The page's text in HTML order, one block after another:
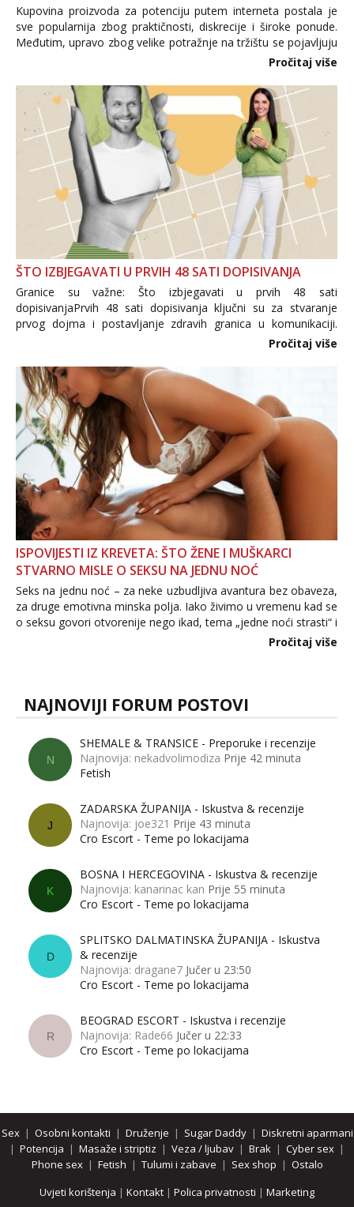
Kupovina proizvoda za potenciju putem interneta postala je
sve popularnija zbog praktičnosti, diskrecije i široke ponude.
Međutim, upravo zbog velike potražnje na tržištu se pojavljuju
i brojni krivotvoreni proizvodi, nepouzdane internetske
Pročitaj više
ŠTO IZBJEGAVATI U PRVIH 48 SATI DOPISIVANJA
Granice su važne: Što izbjegavati u prvih 48 sati
dopisivanjaPrvih 48 sati dopisivanja ključni su za stvaranje
prvog dojma i postavljanje zdravih granica u komunikaciji.
Važno je izbjeći prebrzo otkrivanje osobnih ili intimnih
informacija, jer nepoznata osoba još nije zaslužila to
povjerenje. Takođe...
Pročitaj više
ISPOVIJESTI IZ KREVETA: ŠTO ŽENE I MUŠKARCI
STVARNO MISLE O SEKSU NA JEDNU NOĆ
Seks na jednu noć – za neke uzbudljiva avantura bez obaveza,
za druge emotivna minska polja. Iako živimo u vremenu kad se
o seksu govori otvorenije nego ikad, tema „jedne noći strasti“ i
dalje izaziva burne rasprave. Što zapravo misle žene, a što
Pročitaj više
NAJNOVIJI FORUM POSTOVI
N
SHEMALE & TRANSICE - Preporuke i recenzije
Najnovija: nekadvolimodiza Prije 42 minuta
Fetish
J
ZADARSKA ŽUPANIJA - Iskustva & recenzije
Najnovija: joe321 Prije 43 minuta
Cro Escort - Teme po lokacijama
K
BOSNA I HERCEGOVINA - Iskustva & recenzije
Najnovija: kanarinac kan Prije 55 minuta
Cro Escort - Teme po lokacijama
D
SPLITSKO DALMATINSKA ŽUPANIJA - Iskustva
& recenzije
Najnovija: dragane7 Jučer u 23:50
Cro Escort - Teme po lokacijama
R
BEOGRAD ESCORT - Iskustva i recenzije
Najnovija: Rade66 Jučer u 22:33
Cro Escort - Teme po lokacijama
Sex| Osobni kontakti | Druženje | Sugar Daddy| Diskretni aparmani
| Potencija | Masaže i striptiz | Veza / ljubav | Brak | Cyber sex |
Phone sex| Fetish | Tulumi i zabave | Sex shop | Ostalo
Uvjeti korištenja | Kontakt | Polica privatnosti | Marketing